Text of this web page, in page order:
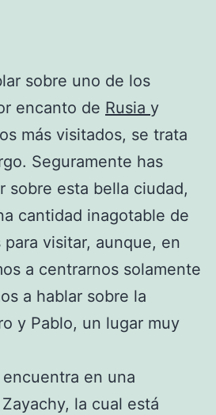
sobre uno de los
encanto de Rusia y
más visitados, se trata
Seguramente has
sobre esta bella ciudad,
cantidad inagotable de
visitar, aunque, en
a centrarnos solamente
a hablar sobre la
y Pablo, un lugar muy
en una
Zayachy, la cual está